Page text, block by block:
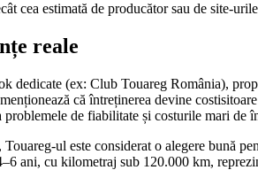
cea estimată de producător sau de site-
reale
dedicate (ex: Club Touareg România),
că întreținerea devine
de fiabilitate și costurile mari de
Touareg-ul este considerat o alegere bună
ani, cu kilometraj sub 120.000 km,